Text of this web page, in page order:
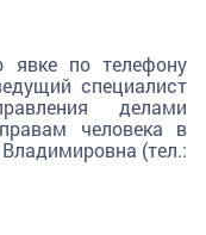
явке по телефону
специалист
делами
человека в
(тел.: